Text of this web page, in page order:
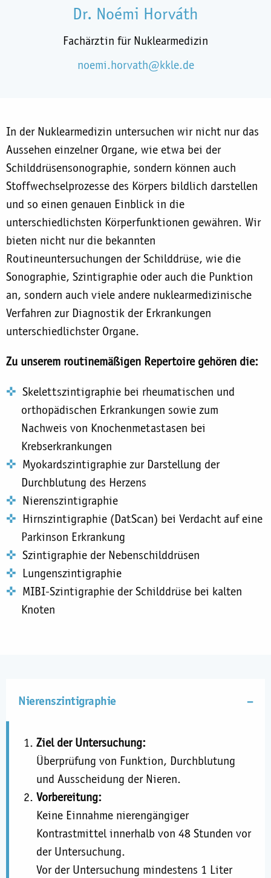
Dr. Noémi Horváth
Fachärztin für Nuklearmedizin
noemi.horvath@kkle.de
In der Nuklearmedizin untersuchen wir nicht nur das
Aussehen einzelner Organe, wie etwa bei der
Schilddrüsensonographie, sondern können auch
Stoffwechselprozesse des Körpers bildlich darstellen
und so einen genauen Einblick in die
unterschiedlichsten Körperfunktionen gewähren. Wir
bieten nicht nur die bekannten
Routineuntersuchungen der Schilddrüse, wie die
Sonographie, Szintigraphie oder auch die Punktion
an, sondern auch viele andere nuklearmedizinische
Verfahren zur Diagnostik der Erkrankungen
unterschiedlichster Organe.
Zu unserem routinemäßigen Repertoire gehören die:
Skelettszintigraphie bei rheumatischen und
orthopädischen Erkrankungen sowie zum
Nachweis von Knochenmetastasen bei
Krebserkrankungen
Myokardszintigraphie zur Darstellung der
Durchblutung des Herzens
Nierenszintigraphie
Hirnszintigraphie (DatScan) bei Verdacht auf eine
Parkinson Erkrankung
Szintigraphie der Nebenschilddrüsen
Lungenszintigraphie
MIBI-Szintigraphie der Schilddrüse bei kalten
Knoten
Nierenszintigraphie
Ziel der Untersuchung:
Überprüfung von Funktion, Durchblutung
und Ausscheidung der Nieren.
Vorbereitung:
Keine Einnahme nierengängiger
Kontrastmittel innerhalb von 48 Stunden vor
der Untersuchung.
Vor der Untersuchung mindestens 1 Liter